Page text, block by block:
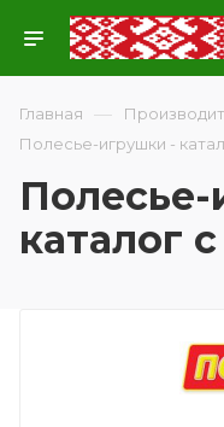
Главная —
Полесье-игрушки -
каталог